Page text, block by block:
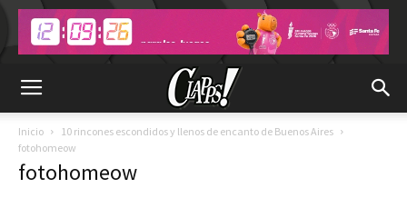
Inicio
10 rincones escondidos y llenos de encanto de Buenos Aires
fotohomeow
fotohomeow